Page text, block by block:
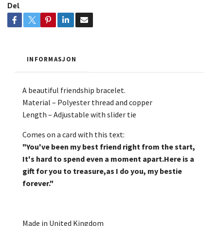
Del
INFORMASJON
A beautiful friendship bracelet.
Material – Polyester thread and copper
Length – Adjustable with slider tie
Comes on a card with this text:
"You've been my best friend right from the start,
It's hard to spend even a moment apart.Here is a
gift for you to treasure,as I do you, my bestie
forever."
Made in United Kingdom